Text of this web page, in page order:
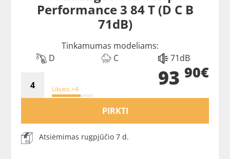
Performance 3 84 T (D C B
71dB)
Tinkamumas modeliams:
D
C 71dB
Likutis >4 93 90€
PIRKTI
Atsiėmimas rugpjūčio 7 d.